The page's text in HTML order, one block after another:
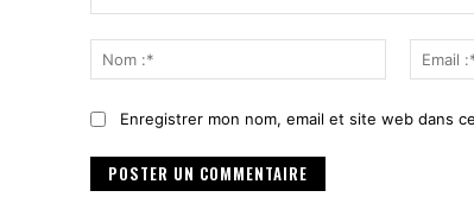
:*
Enregistrer mon nom, email et site web dans